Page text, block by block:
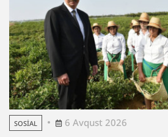
SOSIAL 6 Avqust 2026